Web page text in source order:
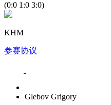
(0:0 1:0 3:0)
KHM
参赛协议
Glebov Grigory